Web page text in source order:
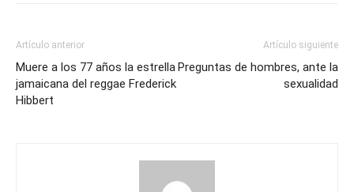
Artículo anterior
Muere a los 77 años la estrella
jamaicana del reggae Frederick
Hibbert
Artículo siguiente
Preguntas de hombres, ante la
sexualidad